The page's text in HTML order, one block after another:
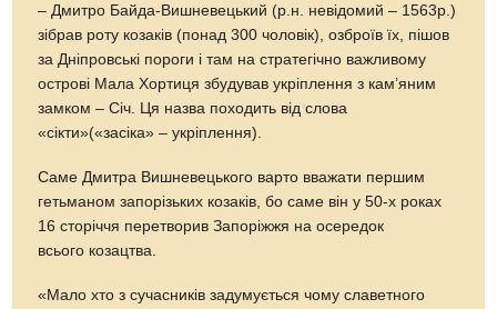
– Дмитро Байда-Вишневецький (р.н. невідомий – 1563р.)
зібрав роту козаків (понад 300 чоловік), озброїв їх, пішов
за Дніпровські пороги і там на стратегічно важливому
острові Мала Хортиця збудував укріплення з кам’яним
замком – Січ. Ця назва походить від слова
«сікти»(«засіка» – укріплення).
Саме Дмитра Вишневецького варто вважати першим
гетьманом запорізьких козаків, бо саме він у 50-х роках
16 сторіччя перетворив Запоріжжя на осередок
всього козацтва.
«Мало хто з сучасників задумується чому славетного